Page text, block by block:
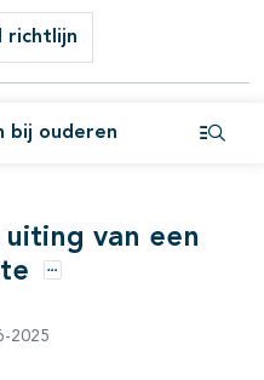
richtlijn
bij ouderen
uiting van een
Opties
2025